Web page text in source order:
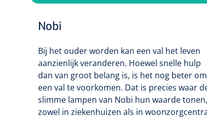
Nobi
Bij het ouder worden kan een val het leven
aanzienlijk veranderen. Hoewel snelle hulp
dan van groot belang is, is het nog beter om
een val te voorkomen. Dat is precies waar
slimme lampen van Nobi hun waarde tonen,
zowel in ziekenhuizen als in